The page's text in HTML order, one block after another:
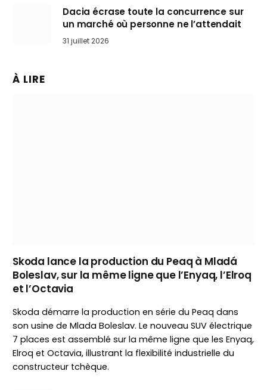
Dacia écrase toute la concurrence sur
un marché où personne ne l’attendait
31 juillet 2026
À LIRE
Skoda lance la production du Peaq à Mladá
Boleslav, sur la même ligne que l’Enyaq, l’Elroq
et l’Octavia
Skoda démarre la production en série du Peaq dans
son usine de Mlada Boleslav. Le nouveau SUV électrique
7 places est assemblé sur la même ligne que les Enyaq,
Elroq et Octavia, illustrant la flexibilité industrielle du
constructeur tchèque.